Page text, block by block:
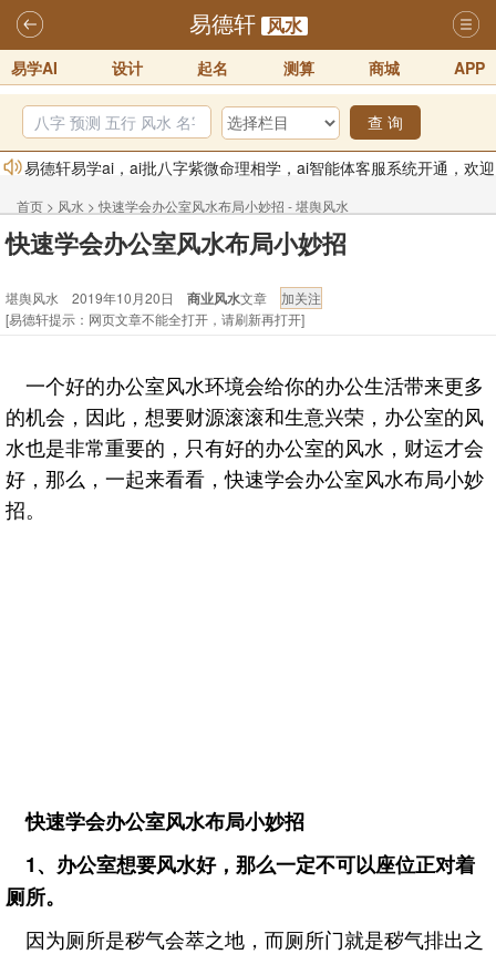
易德轩 风水
易学AI 设计 起名 测算 商城 APP
查 询
易德轩易学ai，ai批八字紫微命理相学，ai智能体客服系统开通，欢迎
体验！！
2025-07-01
易德轩网重构及升能完成，欢迎大家来体验新程序及感觉！！
2025-07-01
订！！
2025-10-01
易德轩首席风水大师铁笔居士简介！！
2021-9-2
易德轩通告：本网站易德轩商标及LOGO注册声明
2021-9-7
首页 > 风水 >快速学会办公室风水布局小妙招 - 堪舆风水
快速学会办公室风水布局小妙招
堪舆风水 2019年10月20日 商业风水文章
[易德轩提示：网页文章不能全打开，请刷新再打开]
一个好的办公室风水环境会给你的办公生活带来更多
的机会，因此，想要财源滚滚和生意兴荣，办公室的风
水也是非常重要的，只有好的办公室的风水，财运才会
好，那么，一起来看看，快速学会办公室风水布局小妙
招。
快速学会办公室风水布局小妙招
1、办公室想要风水好，那么一定不可以座位正对着
厕所。
因为厕所是秽气会萃之地，而厕所门就是秽气排出之